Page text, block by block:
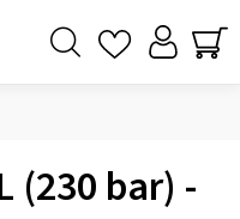
(230 bar) -